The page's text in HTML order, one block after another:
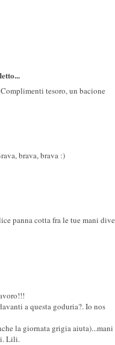
tesoro, un bacione
brava, brava :)
panna cotta fra le tue mani
a questa goduria?. Io nos
la giornata grigia
Lili.